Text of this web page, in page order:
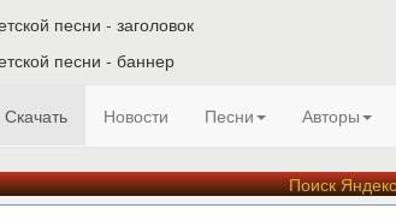
Скачать Новости Песни Авторы
Поиск